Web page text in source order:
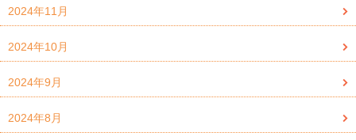
2024年11月
2024年10月
2024年9月
2024年8月